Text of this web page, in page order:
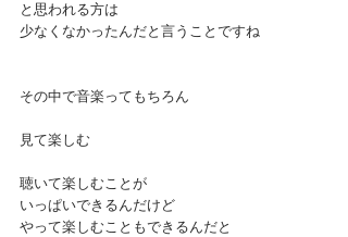
と思われる方は
少なくなかったんだと言うことですね
その中で音楽ってもちろん
見て楽しむ
聴いて楽しむことが
いっぱいできるんだけど
やって楽しむこともできるんだと